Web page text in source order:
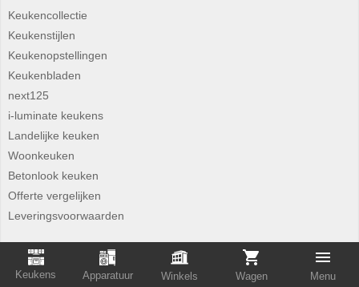
Keukens Apparatuur Winkels Wagen Menu
Keukencollectie
Keukenstijlen
Keukenopstellingen
Keukenbladen
next125
i-luminate keukens
Landelijke keuken
Woonkeuken
Betonlook keuken
Offerte vergelijken
Leveringsvoorwaarden
Apparatuur